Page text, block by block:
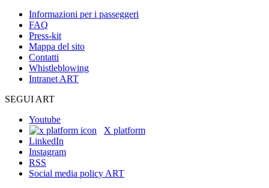
Informazioni per i passeggeri
FAQ
Press-kit
Mappa del sito
Contatti
Whistleblowing
Intranet ART
SEGUI ART
Youtube
X platform
LinkedIn
Instagram
RSS
Social media policy ART